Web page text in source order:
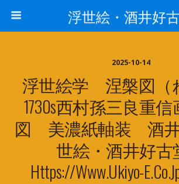
浮世絵・酒井好
2025-10-14
浮世絵学 涅槃図（
1730s西村孫三良重
図 美濃紙軸装 酒
世絵・酒井好古
Https://www.ukiyo-